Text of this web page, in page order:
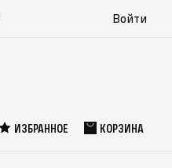
Войти
ИЗБРАННОЕ КОРЗИНА